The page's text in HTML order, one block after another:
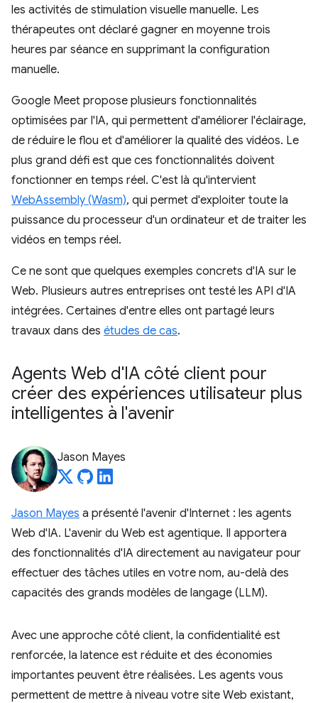
les activités de stimulation visuelle manuelle. Les
thérapeutes ont déclaré gagner en moyenne trois
heures par séance en supprimant la configuration
manuelle.
Google Meet propose plusieurs fonctionnalités
optimisées par l'IA, qui permettent d'améliorer l'éclairage,
de réduire le flou et d'améliorer la qualité des vidéos. Le
plus grand défi est que ces fonctionnalités doivent
fonctionner en temps réel. C'est là qu'intervient
WebAssembly (Wasm), qui permet d'exploiter toute la
puissance du processeur d'un ordinateur et de traiter les
vidéos en temps réel.
Ce ne sont que quelques exemples concrets d'IA sur le
Web. Plusieurs autres entreprises ont testé les API d'IA
intégrées. Certaines d'entre elles ont partagé leurs
travaux dans des études de cas.
Agents Web d'IA côté client pour
créer des expériences utilisateur plus
intelligentes à l'avenir
Jason Mayes
Jason Mayes a présenté l'avenir d'Internet : les agents
Web d'IA. L'avenir du Web est agentique. Il apportera
des fonctionnalités d'IA directement au navigateur pour
effectuer des tâches utiles en votre nom, au-delà des
capacités des grands modèles de langage (LLM).
Avec une approche côté client, la confidentialité est
renforcée, la latence est réduite et des économies
importantes peuvent être réalisées. Les agents vous
permettent de mettre à niveau votre site Web existant,